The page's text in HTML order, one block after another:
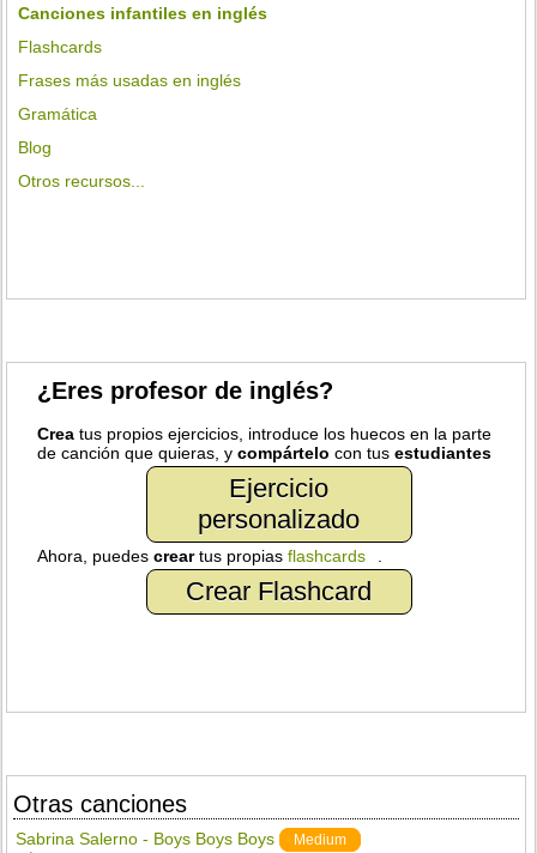
Canciones infantiles en inglés
Flashcards
Frases más usadas en inglés
Gramática
Blog
Otros recursos...
¿Eres profesor de inglés?
Crea tus propios ejercicios, introduce los huecos en la parte
de canción que quieras, ycompártelo con tusestudiantes
Ejercicio
personalizado
Ahora, puedescreartus propiasflashcards
Crear Flashcard
Otras canciones
Sabrina Salerno - Boys Boys Boys Medium